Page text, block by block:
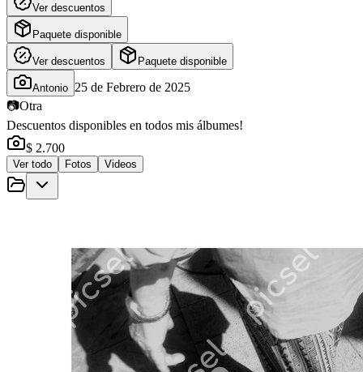
Ver descuentos
Paquete disponible
Ver descuentos Paquete disponible
Antonio 25 de Febrero de 2025
📷Otra
Descuentos disponibles en todos mis álbumes!
$ 2.700
Ver todo Fotos Videos